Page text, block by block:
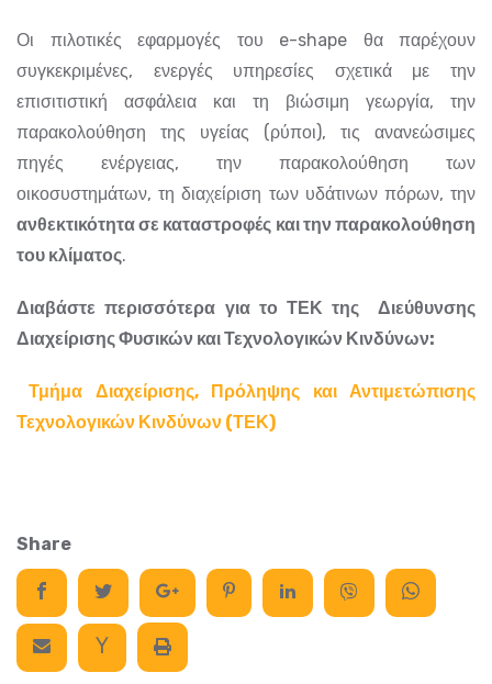
Οι πιλοτικές εφαρμογές του e-shape θα παρέχουν
συγκεκριμένες, ενεργές υπηρεσίες σχετικά με την
επισιτιστική ασφάλεια και τη βιώσιμη γεωργία, την
παρακολούθηση της υγείας (ρύποι), τις ανανεώσιμες
πηγές ενέργειας, την παρακολούθηση των
οικοσυστημάτων, τη διαχείριση των υδάτινων πόρων, την
ανθεκτικότητα σε καταστροφές και την παρακολούθηση
του κλίματος.
Διαβάστε περισσότερα για το ΤΕΚ της Διεύθυνσης
Διαχείρισης Φυσικών και Τεχνολογικών Κινδύνων:
Τμήμα Διαχείρισης, Πρόληψης και Αντιμετώπισης
Τεχνολογικών Κινδύνων (ΤΕΚ)
Share